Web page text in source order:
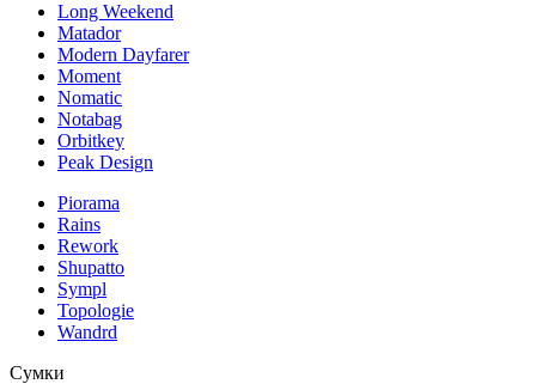
Long Weekend
Matador
Modern Dayfarer
Moment
Nomatic
Notabag
Orbitkey
Peak Design
Piorama
Rains
Rework
Shupatto
Sympl
Topologie
Wandrd
Сумки